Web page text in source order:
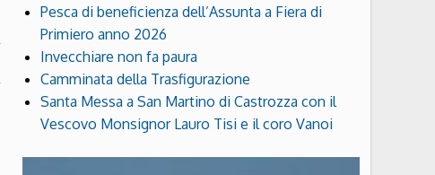
Pesca di beneficienza dell’Assunta a Fiera di
Primiero anno 2026
Invecchiare non fa paura
Camminata della Trasfigurazione
Santa Messa a San Martino di Castrozza con il
Vescovo Monsignor Lauro Tisi e il coro Vanoi